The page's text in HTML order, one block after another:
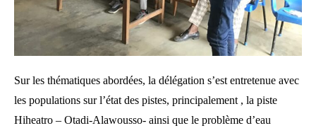
Sur les thématiques abordées, la délégation s’est entretenue avec
les populations sur l’état des pistes, principalement , la piste
Hiheatro – Otadi-Alawousso- ainsi que le problème d’eau